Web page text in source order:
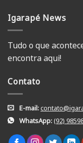
Igarapé News
Tudo o que
encontra aqui!
Contato
E-mail:
WhatsApp:(92)